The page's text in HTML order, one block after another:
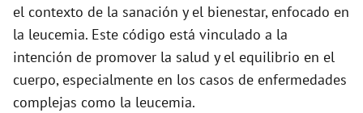
el contexto de la sanación y el bienestar, enfocado en
la leucemia. Este código está vinculado a la
intención de promover la salud y el equilibrio en el
cuerpo, especialmente en los casos de enfermedades
complejas como la leucemia.